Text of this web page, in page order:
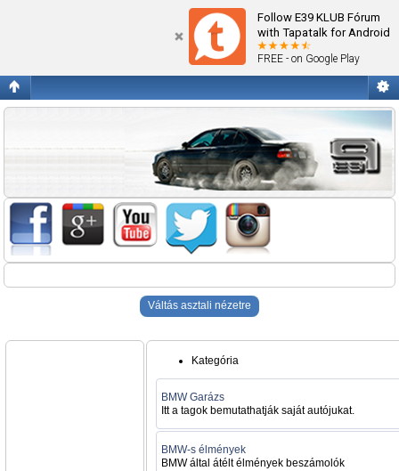
Follow E39 KLUB Fórum
with Tapatalk for Android
FREE - on Google Play
Váltás asztali nézetre
Kategória
BMW Garázs
Itt a tagok bemutathatják saját autójukat.
BMW-s élmények
BMW által átélt élmények beszámolók